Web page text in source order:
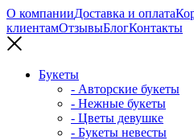
О компанииДоставка и оплата
клиентамОтзывыБлогКонтакты
Букеты
- Авторские букеты
- Нежные букеты
- Цветы девушке
- Букеты невесты